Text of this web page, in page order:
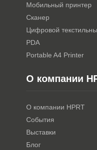
Мобильный принтер
Сканер
PDA
Portable A4 Printer
О компании
О компании HPRT
События
Выставки
Блог